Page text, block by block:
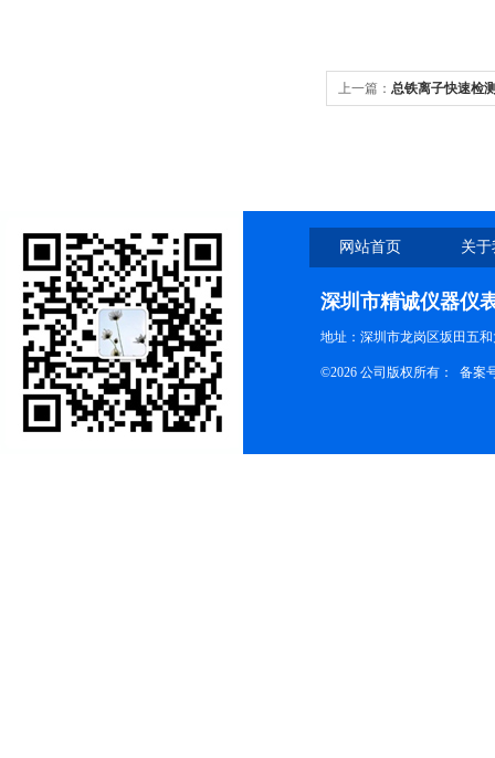
上一篇： 总铁离子快速检
网站首页 关
深圳市精诚仪器仪
地址：深圳市龙岗区坂田五
©2026 公司版权所有： 备案